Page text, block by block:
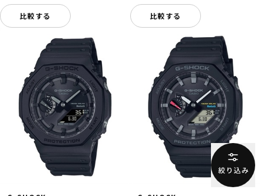
比較する 比較する